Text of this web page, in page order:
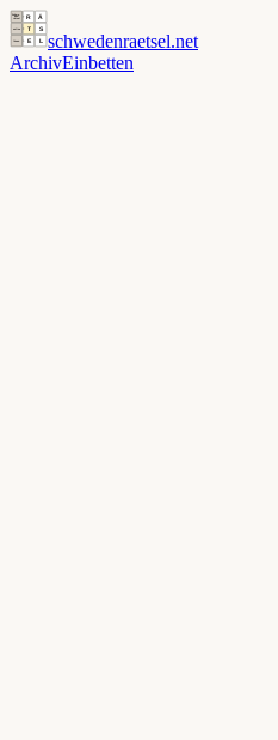
schwedenraetsel.net
ArchivEinbetten